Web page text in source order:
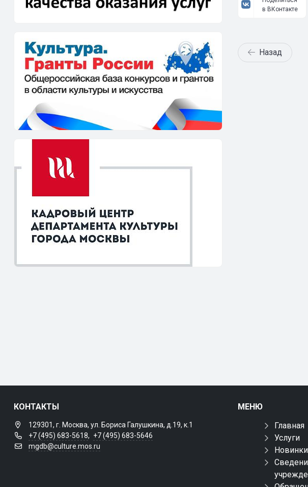
в ВКонтакте
Назад
КОНТАКТЫ
129301, г. Москва, ул. Бориса Галушкина, д.19, к.1
+7 (495) 683-5618, +7 (495) 683-5646
mgdb@culture.mos.ru
МЕНЮ
Главная
Услуги
Новинки